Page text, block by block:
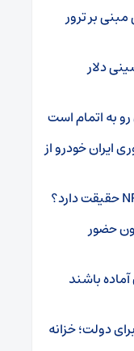
بر ترور
دلار
به اتمام است
خودرو از
حضور
آماده باشند
دولت؛ خزانه